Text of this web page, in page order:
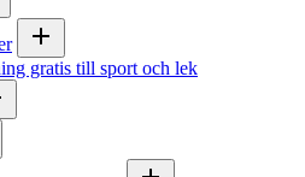
gratis till sport och lek